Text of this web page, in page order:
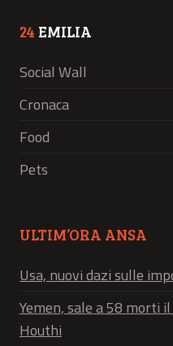
24 EMILIA
Social Wall
Cronaca
Food
Pets
ULTIM’ORA ANSA
Usa, nuovi dazi sulle
Yemen, sale a 58 morti
Houthi